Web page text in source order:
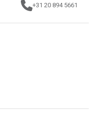
+31 20 894 5661